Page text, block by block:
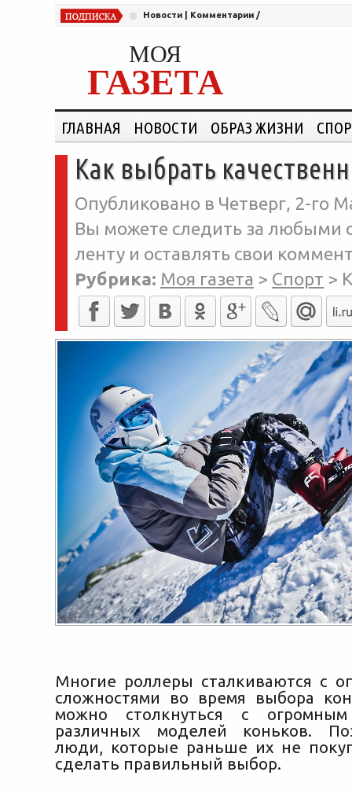
Новости Комментарии /
МОЯ
ГАЗЕТА
ГЛАВНАЯ НОВОСТИ ОБРАЗ ЖИЗНИ
Как выбрать
Опубликовано в Четверг, 2-го
Вы можете следить за любыми
ленту и оставлять свои
Рубрика: Моя газета > Спорт >
Многие роллеры сталкиваются с
сложностями во время выбора
можно столкнуться с огромным
различных моделей коньков.
люди, которые раньше их не
сделать правильный выбор.